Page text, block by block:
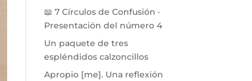
📖 7 Círculos de Confusión ·
Presentación del número 4
Un paquete de tres
espléndidos calzoncillos
Apropio [me]. Una reflexión